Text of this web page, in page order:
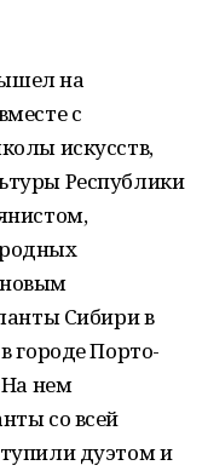
на
с
искусств,
Республики
Сибири в
городе Порто-
нем
со всей
дуэтом и